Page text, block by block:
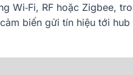
Wi‑Fi, RF hoặc Zigbee,
biến gửi tín hiệu tới